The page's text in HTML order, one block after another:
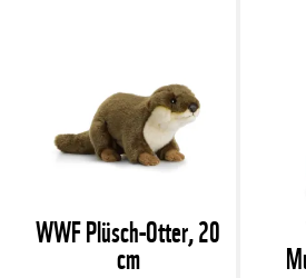
WWF Plüsch-Otter, 20
cm